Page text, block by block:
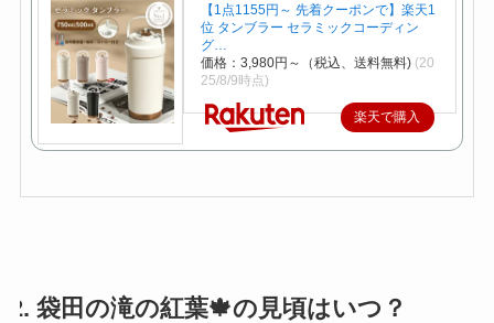
【1点1155円～ 先着クーポンで】楽天1
位 タンブラー セラミックコーディン
グ…
価格：3,980円～（税込、送料無料) (20
25/8/9時点)
楽天で購入
2. 袋田の滝の紅葉🍁の見頃はいつ？